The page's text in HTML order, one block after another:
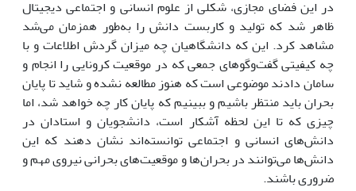
در این فضای مجازی، شکلی از علوم انسانی و اجتماعی دیجیتال
ظاهر شد که تولید و کاربست دانش را به‌طور همزمان می‌شد
مشاهد کرد. این که دانشگاهیان چه میزان گردش اطلاعات و با
چه کیفیتی گفت‌وگوهای جمعی که در موقعیت کرونایی را انجام و
سامان دادند موضوعی است که هنوز مطالعه نشده و شاید تا پایان
بحران باید منتظر باشیم و ببینیم که پایان کار چه خواهد شد، اما
چیزی که تا این لحظه آشکار است، دانشجویان و استادان در
دانش‌های انسانی و اجتماعی توانسته‌اند نشان دهند که این
دانش‌ها می‌توانند در بحران‌ها و موقعیت‌های بحرانی نیروی مهم و
ضروری باشند.